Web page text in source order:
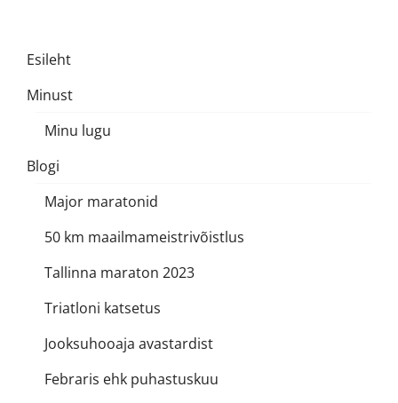
Esileht
Minust
Minu lugu
Blogi
Major maratonid
50 km maailmameistrivõistlus
Tallinna maraton 2023
Triatloni katsetus
Jooksuhooaja avastardist
Febraris ehk puhastuskuu